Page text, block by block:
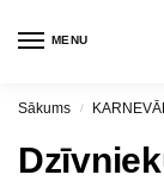
MENU
Sākums /